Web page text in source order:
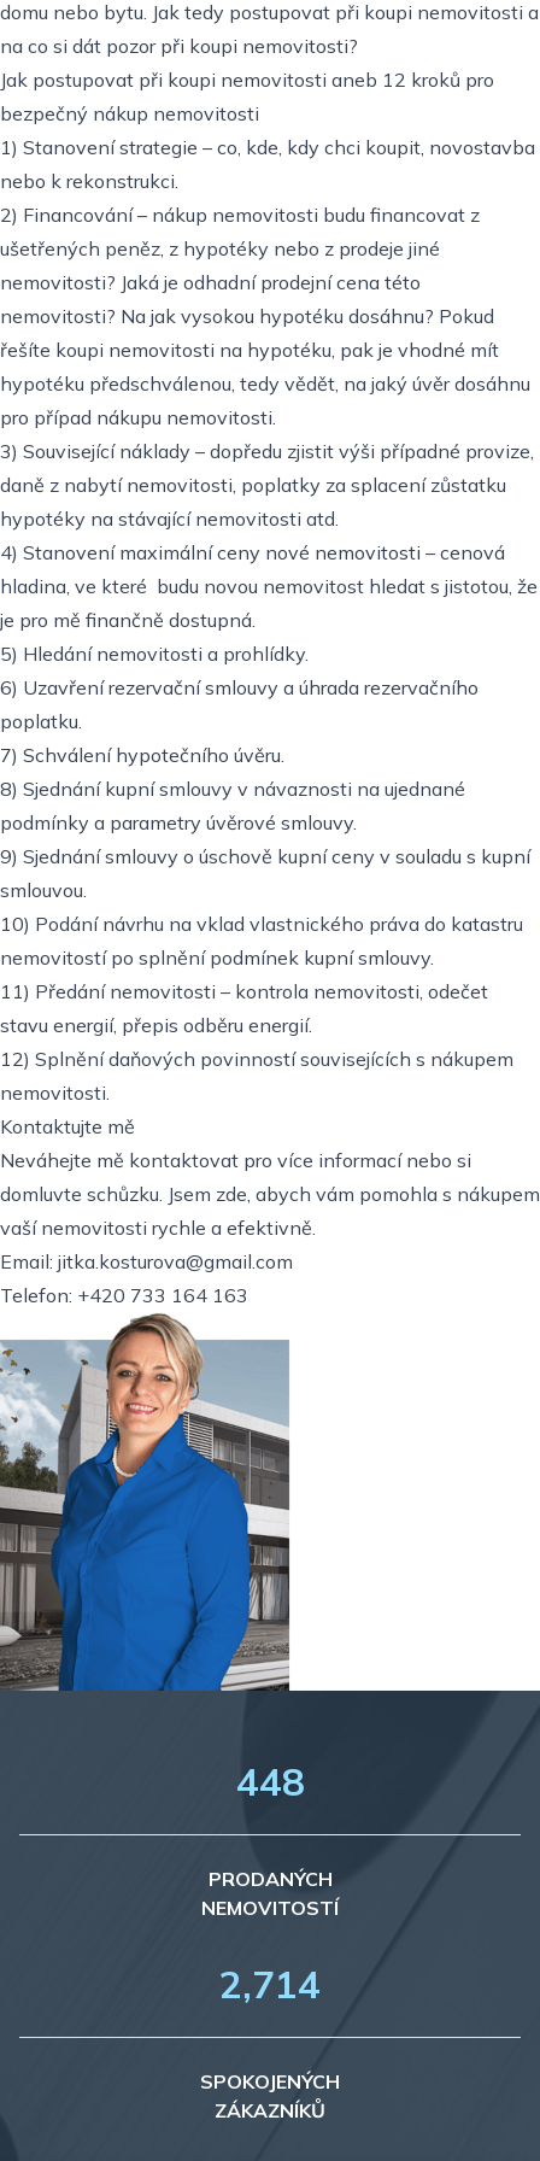
domu nebo bytu. Jak tedy postupovat při koupi nemovitosti a
na co si dát pozor při koupi nemovitosti?
Jak postupovat při koupi nemovitosti aneb 12 kroků pro
bezpečný nákup nemovitosti
1) Stanovení strategie – co, kde, kdy chci koupit, novostavba
nebo k rekonstrukci.
2) Financování – nákup nemovitosti budu financovat z
ušetřených peněz, z hypotéky nebo z prodeje jiné
nemovitosti? Jaká je odhadní prodejní cena této
nemovitosti? Na jak vysokou hypotéku dosáhnu? Pokud
řešíte koupi nemovitosti na hypotéku, pak je vhodné mít
hypotéku předschválenou, tedy vědět, na jaký úvěr dosáhnu
pro případ nákupu nemovitosti.
3) Související náklady – dopředu zjistit výši případné provize,
daně z nabytí nemovitosti, poplatky za splacení zůstatku
hypotéky na stávající nemovitosti atd.
4) Stanovení maximální ceny nové nemovitosti – cenová
hladina, ve které budu novou nemovitost hledat s jistotou, že
je pro mě finančně dostupná.
5) Hledání nemovitosti a prohlídky.
6) Uzavření rezervační smlouvy a úhrada rezervačního
poplatku.
7) Schválení hypotečního úvěru.
8) Sjednání kupní smlouvy v návaznosti na ujednané
podmínky a parametry úvěrové smlouvy.
9) Sjednání smlouvy o úschově kupní ceny v souladu s kupní
smlouvou.
10) Podání návrhu na vklad vlastnického práva do katastru
nemovitostí po splnění podmínek kupní smlouvy.
11) Předání nemovitosti – kontrola nemovitosti, odečet
stavu energií, přepis odběru energií.
12) Splnění daňových povinností souvisejících s nákupem
nemovitosti.
Kontaktujte mě
Neváhejte mě kontaktovat pro více informací nebo si
domluvte schůzku. Jsem zde, abych vám pomohla s nákupem
vaší nemovitosti rychle a efektivně.
Email: jitka.kosturova@gmail.com
Telefon: +420 733 164 163
448
PRODANÝCH
NEMOVITOSTÍ
2,715
SPOKOJENÝCH
ZÁKAZNÍKŮ